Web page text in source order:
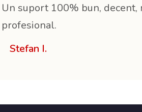
Un suport 100% bun, decent,
profesional.
Stefan I.